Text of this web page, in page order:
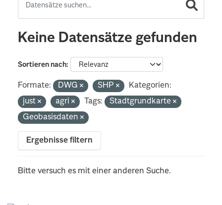
Keine Datensätze gefunden
Sortieren nach
Formate: DWG SHP
Kategorien:
just
agri Tags:
Stadtgrundkarte
Geobasisdaten
Ergebnisse filtern
Bitte versuch es mit einer anderen Suche.